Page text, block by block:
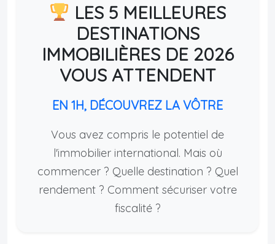
LES 5 MEILLEURES
DESTINATIONS
IMMOBILIÈRES DE 2026
VOUS ATTENDENT
EN 1H, DÉCOUVREZ LA VÔTRE
Vous avez compris le potentiel de
l'immobilier international. Mais où
commencer ? Quelle destination ? Quel
rendement ? Comment sécuriser votre
fiscalité ?